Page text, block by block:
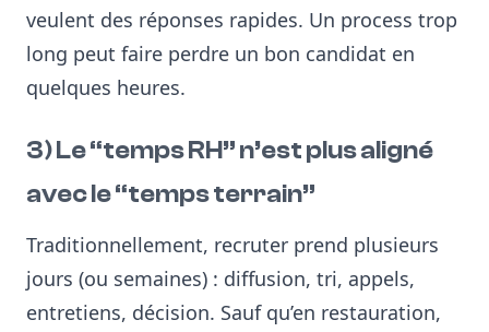
veulent des réponses rapides. Un process trop
long peut faire perdre un bon candidat en
quelques heures.
3) Le “temps RH” n’est plus aligné
avec le “temps terrain”
Traditionnellement, recruter prend plusieurs
jours (ou semaines) : diffusion, tri, appels,
entretiens, décision. Sauf qu’en restauration,